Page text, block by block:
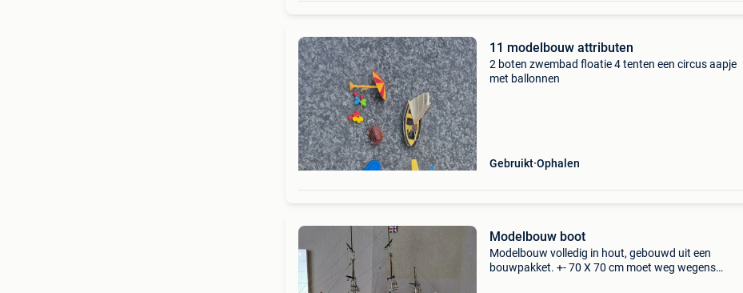
11 modelbouw attributen
2 boten zwembad floatie 4 tenten een circus aapje
met ballonnen
Gebruikt Ophalen
Modelbouw boot
Modelbouw volledig in hout, gebouwd uit een
bouwpakket. +- 70 X 70 cm moet weg wegens